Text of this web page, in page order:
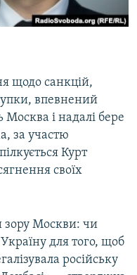
щодо санкцій,
впевнений
і надалі бере
за участю
Курт
своїх
зору Москви: чи
для того, щоб
російську